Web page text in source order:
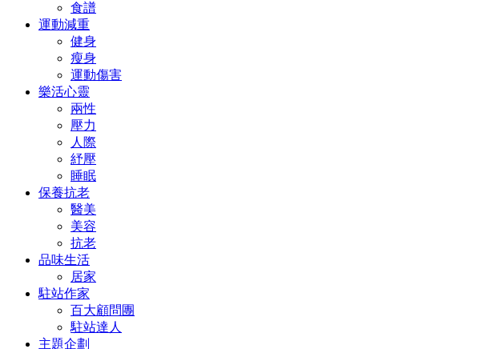
食譜
運動減重
健身
瘦身
運動傷害
樂活心靈
兩性
壓力
人際
紓壓
睡眠
保養抗老
醫美
美容
抗老
品味生活
居家
駐站作家
百大顧問團
駐站達人
主題企劃